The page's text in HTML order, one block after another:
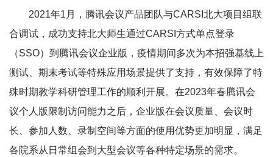
2021年1月，腾讯会议产品团队与CARSI北大项目组联
合调试，成功支持北大师生通过CARSI方式单点登录
（SSO）到腾讯会议企业版，疫情期间多次为本招强基线上
测试、期末考试等特殊应用场景提供了支持，有效保障了特
殊时期教学科研管理工作的顺利开展。在2023年春腾讯会
议个人版限制访问能力之后，企业版在会议质量、会议时
长、参加人数、录制空间等方面的使用优势更加明显，满足
各院系从日常组会到大型会议等各种特定场景的需求。